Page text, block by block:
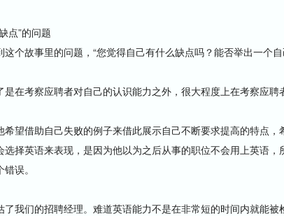
”的问题
故事里的问题，“您觉得自己有什么缺点吗？能否举出一个自
考察应聘者对自己的认识能力之外，很大程度上在考察应聘
望借助自己失败的例子来借此展示自己不断要求提高的特点，
选择英语来表现，是因为他以为之后从事的职位不会用上英语，
误。
们的招聘经理。难道英语能力不是在非常短的时间内就能被